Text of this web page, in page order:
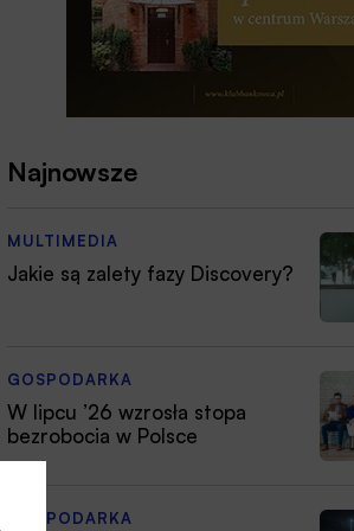
Najnowsze
MULTIMEDIA
Jakie są zalety fazy Discovery?
GOSPODARKA
W lipcu ’26 wzrosła stopa
bezrobocia w Polsce
GOSPODARKA